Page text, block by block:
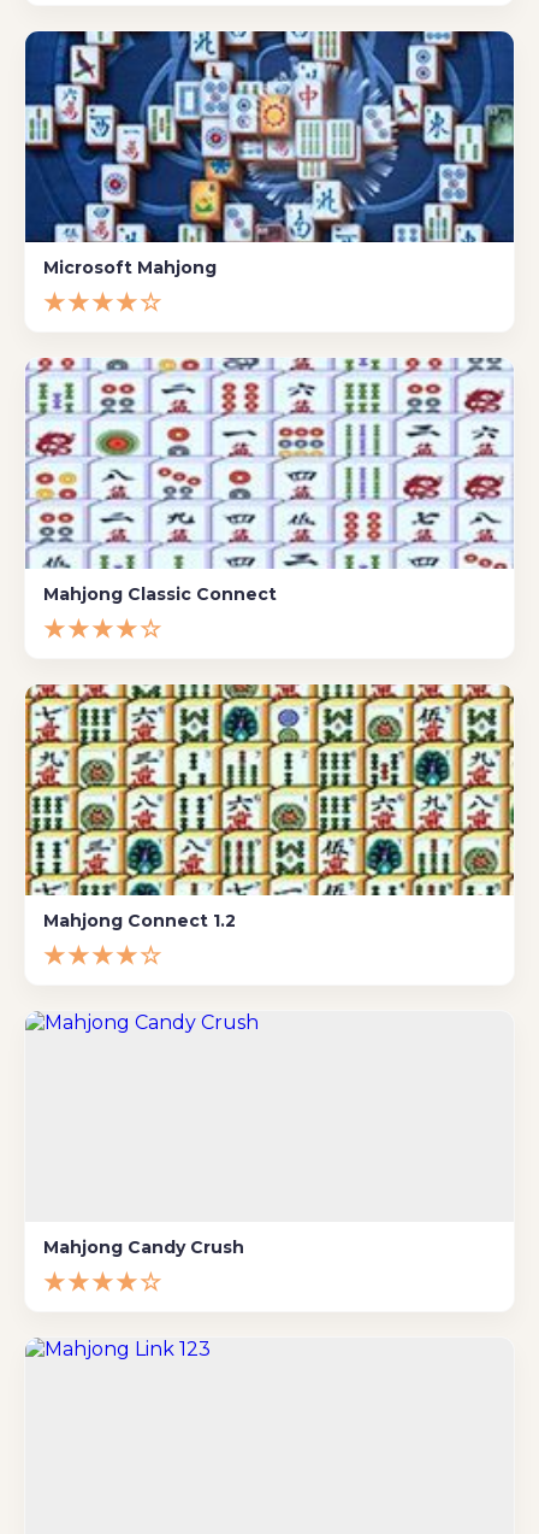
Microsoft Mahjong
★★★★☆
Mahjong Classic Connect
★★★★☆
Mahjong Connect 1.2
★★★★☆
Mahjong Candy Crush
★★★★☆